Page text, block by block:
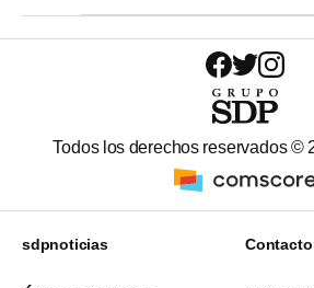
Todos los derechos reservados ©
sdpnoticias Contacto